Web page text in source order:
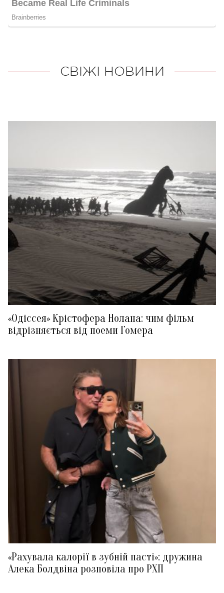
СВІЖІ НОВИНИ
«Одіссея» Крістофера Нолана: чим фільм
відрізняється від поеми Гомера
«Рахувала калорії в зубній пасті»: дружина
Алека Болдвіна розповіла про РХП